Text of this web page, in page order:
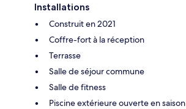
Installations
Construit en 2021
Coffre-fort à la réception
Terrasse
Salle de séjour commune
Salle de fitness
Piscine extérieure ouverte en saison